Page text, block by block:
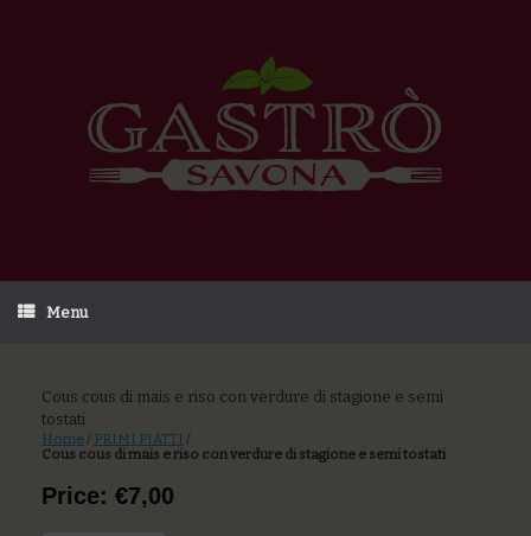
Menu
Cous cous di mais e riso con verdure di stagione e semi
tostati
Home / PRIMI PIATTI /
Cous cous di mais e riso con verdure di stagione e semi tostati
Price: €7,00